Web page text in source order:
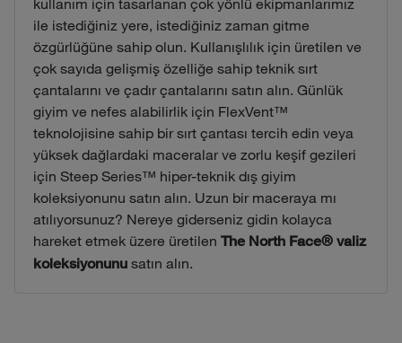
ile istediğiniz yere, istediğiniz zaman gitme
özgürlüğüne sahip olun. Kullanışlılık için üretilen ve
çok sayıda gelişmiş özelliğe sahip teknik sırt
çantalarını ve çadır çantalarını satın alın. Günlük
giyim ve nefes alabilirlik için FlexVent™
teknolojisine sahip bir sırt çantası tercih edin veya
yüksek dağlardaki maceralar ve zorlu keşif gezileri
için Steep Series™ hiper-teknik dış giyim
koleksiyonunu satın alın. Uzun bir maceraya mı
atılıyorsunuz? Nereye giderseniz gidin kolayca
hareket etmek üzere üretilen The North Face® valiz
koleksiyonunu satın alın.